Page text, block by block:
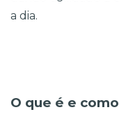
a dia.
O que é e